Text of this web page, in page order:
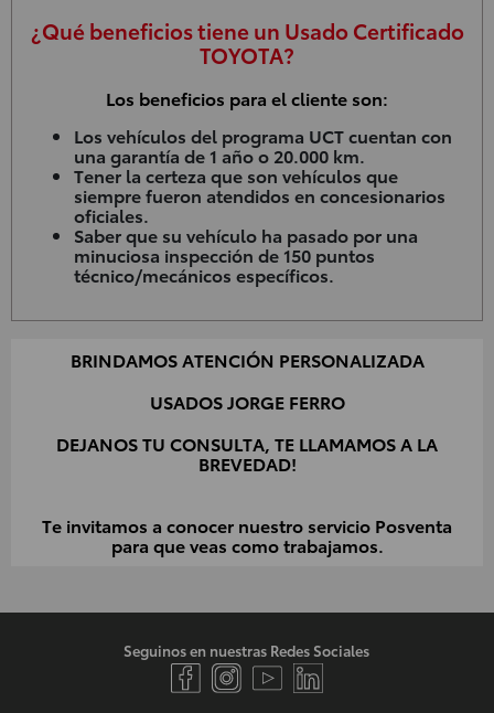
¿Qué beneficios tiene un Usado Certificado
TOYOTA?
Los beneficios para el cliente son:
Los vehículos del programa UCT cuentan con
una garantía de 1 año o 20.000 km.
Tener la certeza que son vehículos que
siempre fueron atendidos en concesionarios
oficiales.
Saber que su vehículo ha pasado por una
minuciosa inspección de 150 puntos
técnico/mecánicos específicos.
BRINDAMOS ATENCIÓN PERSONALIZADA
USADOS JORGE FERRO
DEJANOS TU CONSULTA, TE LLAMAMOS A LA
BREVEDAD!
Te invitamos a conocer nuestro servicio Posventa
para que veas como trabajamos.
Seguinos en nuestras Redes Sociales